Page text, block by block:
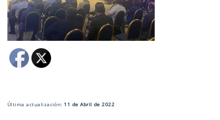
Última actualización: 11 de Abril de 2022